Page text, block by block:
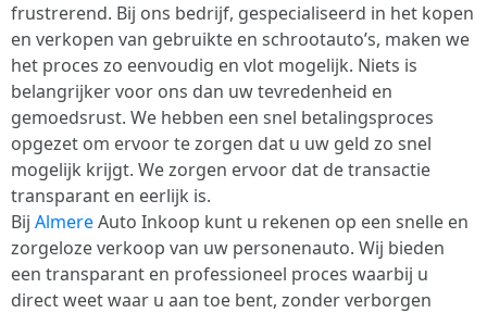
frustrerend. Bij ons bedrijf, gespecialiseerd in het kopen
en verkopen van gebruikte en schrootauto’s, maken we
het proces zo eenvoudig en vlot mogelijk. Niets is
belangrijker voor ons dan uw tevredenheid en
gemoedsrust. We hebben een snel betalingsproces
opgezet om ervoor te zorgen dat u uw geld zo snel
mogelijk krijgt. We zorgen ervoor dat de transactie
transparant en eerlijk is.
Bij AlmereAuto Inkoop kunt u rekenen op een snelle en
zorgeloze verkoop van uw personenauto. Wij bieden
een transparant en professioneel proces waarbij u
direct weet waar u aan toe bent, zonder verborgen